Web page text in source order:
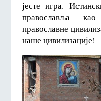
јесте игра.
православља
православне
наше цивилизације!